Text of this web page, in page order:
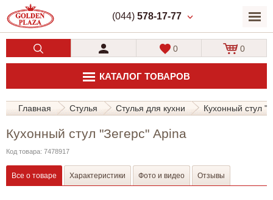
(044) 578-17-77
КАТАЛОГ ТОВАРОВ
0 0
Главная Стулья Стулья для кухни Кухонный стул
Кухонный стул "Зегерс" Apina
Код товара: 7478917
Все о товаре Характеристики Фото и видео Отзывы